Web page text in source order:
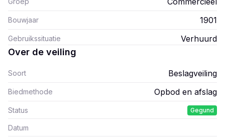
Bouwjaar 1901
Gebruikssituatie Verhuurd
Over de veiling
Soort Beslagveiling
Biedmethode Opbod en afslag
Status Gegund
Datum